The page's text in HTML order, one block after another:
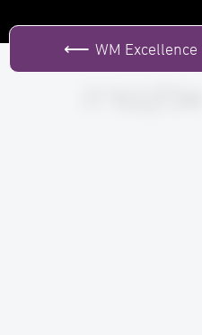
WM Excellence